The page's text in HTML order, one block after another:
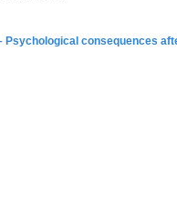
Psychological consequences